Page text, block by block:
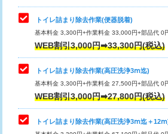
トイレ詰まり除去作業(便器脱着)
基本料金 3,300円+作業料金 33,000円+部品代 0
WEB割引3,000円➡33,300円(税込)
トイレ詰まり除去作業(高圧洗浄3ⅿ迄)
基本料金 3,300円+作業料金 27,500円+部品代 0
WEB割引3,000円➡27,800円(税込)
トイレ詰まり除去作業(高圧洗浄3ⅿ迄＋